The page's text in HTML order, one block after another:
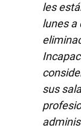
les
lunes a
sus